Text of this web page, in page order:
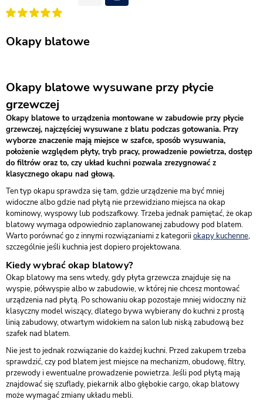
Okapy blatowe
Okapy blatowe wysuwane przy płycie
grzewczej
Okapy blatowe to urządzenia montowane w zabudowie przy płycie
grzewczej, najczęściej wysuwane z blatu podczas gotowania. Przy
wyborze znaczenie mają miejsce w szafce, sposób wysuwania,
położenie względem płyty, tryb pracy, prowadzenie powietrza, dostęp
do filtrów oraz to, czy układ kuchni pozwala zrezygnować z
klasycznego okapu nad głową.
Ten typ okapu sprawdza się tam, gdzie urządzenie ma być mniej
widoczne albo gdzie nad płytą nie przewidziano miejsca na okap
kominowy, wyspowy lub podszafkowy. Trzeba jednak pamiętać, że okap
blatowy wymaga odpowiednio zaplanowanej zabudowy pod blatem.
Warto porównać go z innymi rozwiązaniami z kategoriiokapy kuchenne,
szczególnie jeśli kuchnia jest dopiero projektowana.
Kiedy wybrać okap blatowy?
Okap blatowy ma sens wtedy, gdy płyta grzewcza znajduje się na
wyspie, półwyspie albo w zabudowie, w której nie chcesz montować
urządzenia nad płytą. Po schowaniu okap pozostaje mniej widoczny niż
klasyczny model wiszący, dlatego bywa wybierany do kuchni z prostą
linią zabudowy, otwartym widokiem na salon lub niską zabudową bez
szafek nad blatem.
Nie jest to jednak rozwiązanie do każdej kuchni. Przed zakupem trzeba
sprawdzić, czy pod blatem jest miejsce na mechanizm, obudowę, filtry,
przewody i ewentualne prowadzenie powietrza. Jeśli pod płytą mają
znajdować się szuflady, piekarnik albo głębokie cargo, okap blatowy
może wymagać zmiany układu mebli.